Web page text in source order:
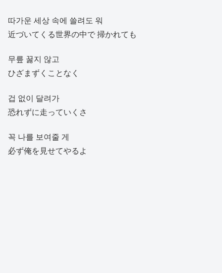
따가운 세상 속에 쓸려도 워
近づいてくる世界の中で 掃かれても
무릎 꿇지 않고
ひざまずくことなく
겁 없이 달려가
恐れずに走っていくさ
꼭 나를 보여줄 게
必ず俺を見せてやるよ